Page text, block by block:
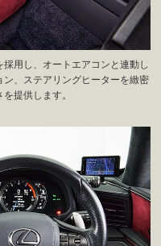
用し、オートエアコンと連動し
、ステアリングヒーターを緻密
提供します。